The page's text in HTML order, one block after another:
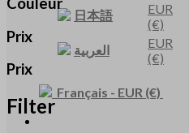
日本語
EUR
(€)
العربية
EUR
(€)
Français - EUR (€)
Prix
Prix
Filter